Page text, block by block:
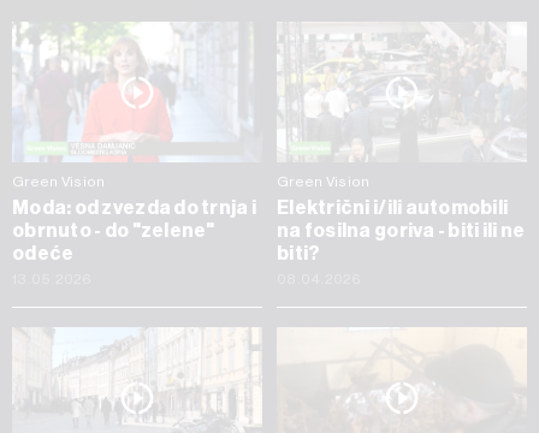
Green Vision
Moda: od zvezda do trnja i
obrnuto - do "zelene"
odeće
Green Vision
Električni i/ili automobili
na fosilna goriva - biti ili ne
biti?